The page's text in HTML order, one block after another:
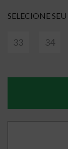
33 34